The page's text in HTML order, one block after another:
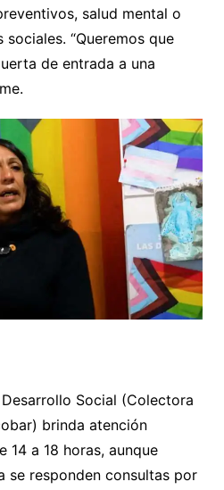
salud mental o
“Queremos que
de entrada a una
Social (Colectora
brinda atención
14 a 18 horas, aunque
se responden consultas por